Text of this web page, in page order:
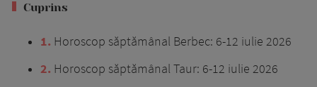
Cuprins
1 Horoscop săptămânal Berbec: 6-12 iulie 2026
2 Horoscop săptămânal Taur: 6-12 iulie 2026